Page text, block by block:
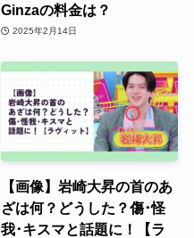
Ginzaの料金は？
2025年2月14日
【画像】岩崎大昇の首のあ
ざは何？どうした？傷･怪
我･キスマと話題に！【ラ